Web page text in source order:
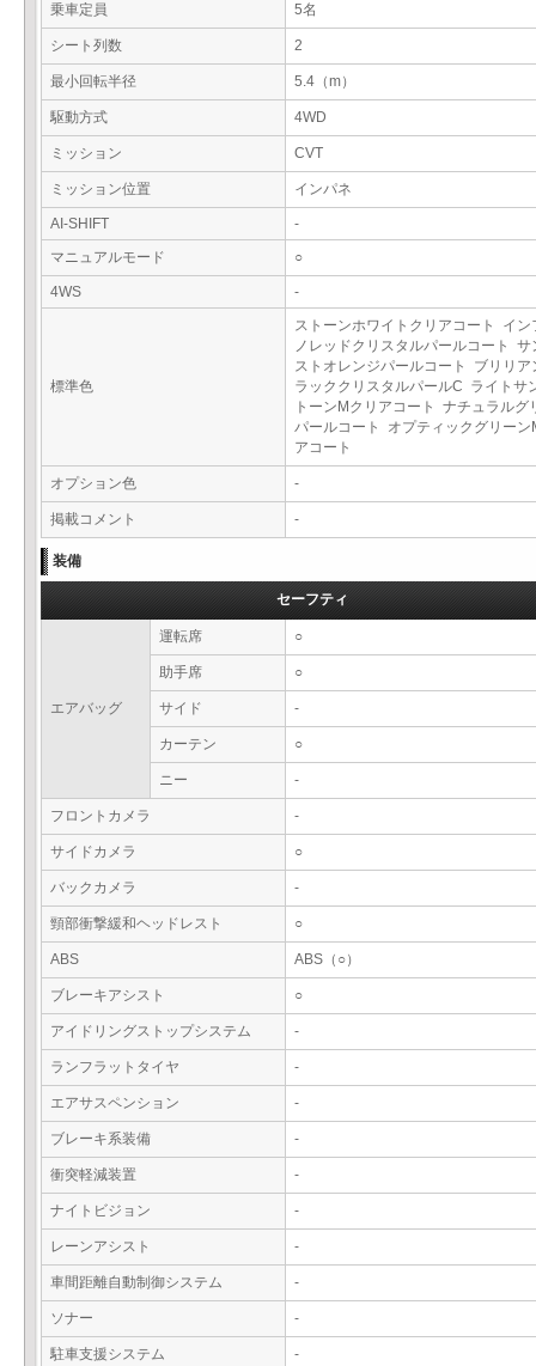
乗車定員 5名
シート列数 2
最小回転半径 5.4（m）
駆動方式 4WD
ミッション CVT
ミッション位置 インパネ
AI-SHIFT
-
マニュアルモード
○
4WS -
標準色
ストーンホワイトクリアコート イン
ノレッドクリスタルパールコート サ
ストオレンジパールコート ブリリア
ラッククリスタルパールC ライトサ
トーンMクリアコート ナチュラルグ
パールコート オプティックグリーン
アコート
オプション色 -
掲載コメント -
装備
セーフティ
エアバッグ
運転席 ○
助手席 ○
サイド -
カーテン ○
ニー -
フロントカメラ -
サイドカメラ ○
バックカメラ -
頸部衝撃緩和ヘッドレスト ○
ABS ABS（○）
ブレーキアシスト ○
アイドリングストップシステム -
ランフラットタイヤ -
エアサスペンション -
ブレーキ系装備 -
衝突軽減装置 -
ナイトビジョン -
レーンアシスト -
車間距離自動制御システム -
ソナー -
駐車支援システム -